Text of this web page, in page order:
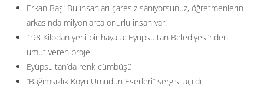
Erkan Baş: Bu insanları çaresiz sanıyorsunuz, öğretmenlerin
arkasında milyonlarca onurlu insan var!
198 Kilodan yeni bir hayata: Eyüpsultan Belediyesi’nden
umut veren proje
Eyüpsultan’da renk cümbüşü
“Bağımsızlık Köyü Umudun Eserleri” sergisi açıldı